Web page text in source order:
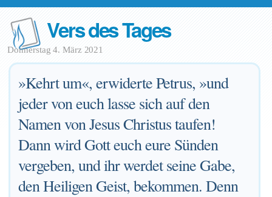
Vers des Tages
Donnerstag 4. März 2021
»Kehrt um«, erwiderte Petrus, »und
jeder von euch lasse sich auf den
Namen von Jesus Christus taufen!
Dann wird Gott euch eure Sünden
vergeben, und ihr werdet seine Gabe,
den Heiligen Geist, bekommen. Denn